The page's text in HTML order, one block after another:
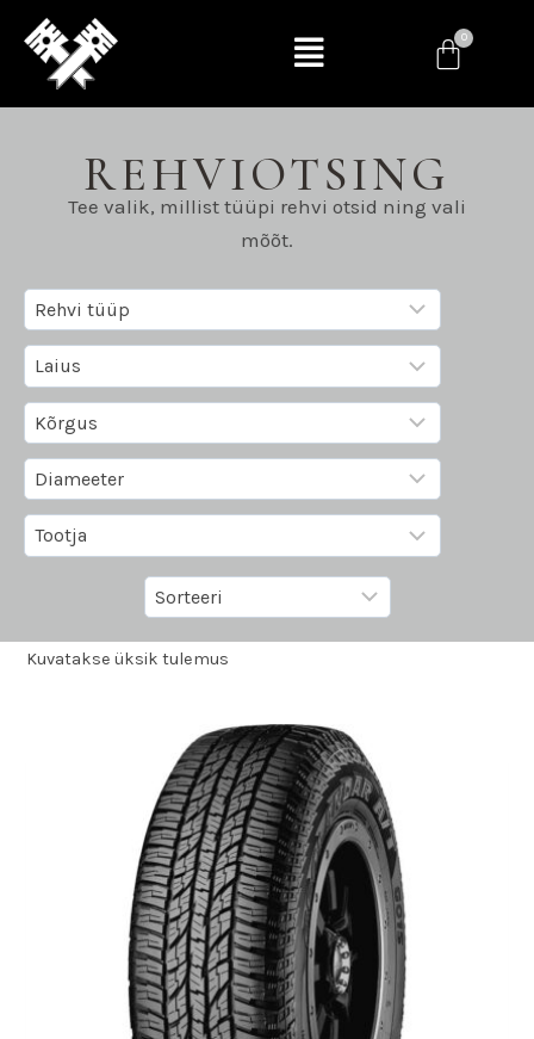
REHVIOTSING
Tee valik, millist tüüpi rehvi otsid ning vali
mõõt.
Kuvatakse üksik tulemus